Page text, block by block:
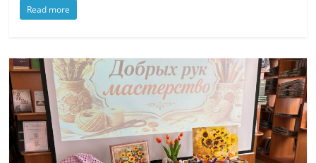
Read more